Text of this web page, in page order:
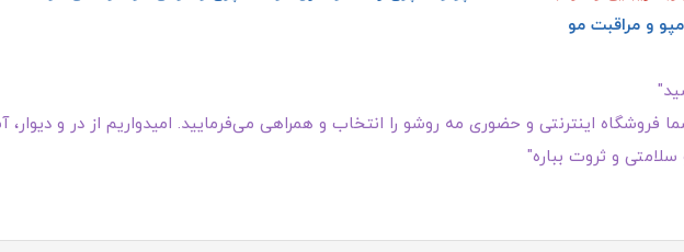
و مراقبت مو
فروشگاه اینترنتی و حضوری مه روشو را انتخاب و همراهی می‌فرمایید. امیدواریم از در و دیوار،
و ثروت بباره"